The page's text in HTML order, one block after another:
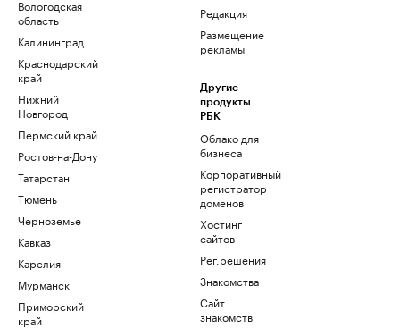
Вологодская
область
Калининград
Краснодарский
край
Нижний
Новгород
Пермский край
Ростов-на-Дону
Татарстан
Тюмень
Черноземье
Кавказ
Карелия
Мурманск
Приморский
край
Редакция
Размещение
рекламы
Другие
продукты
РБК
Облако для
бизнеса
Корпоративный
регистратор
доменов
Хостинг
сайтов
Рег.решения
Знакомства
Сайт
знакомств